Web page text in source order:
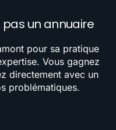
pas un annuaire
pour sa pratique
Vous gagnez
directement avec un
problématiques.